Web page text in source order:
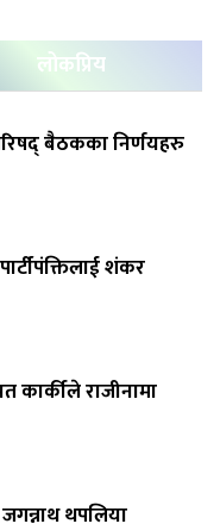
लोकप्रिय
बैठकका निर्णयहरु
शंकर
कार्कीले राजीनामा
थपलिया